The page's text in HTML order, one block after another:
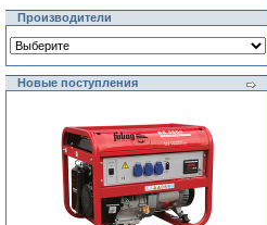
Производители
Новые поступления